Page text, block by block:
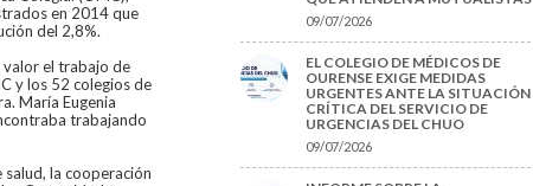
en 2014 que
del 2,8%.
valor el trabajo de
y los 52 colegios de
María Eugenia
trabajando
la cooperación
09/07/2026
EL COLEGIO DE MÉDICOS DE
OURENSE EXIGE MEDIDAS
URGENTES ANTE LA SITUACIÓN
CRÍTICA DEL SERVICIO DE
URGENCIAS DEL CHUO
09/07/2026